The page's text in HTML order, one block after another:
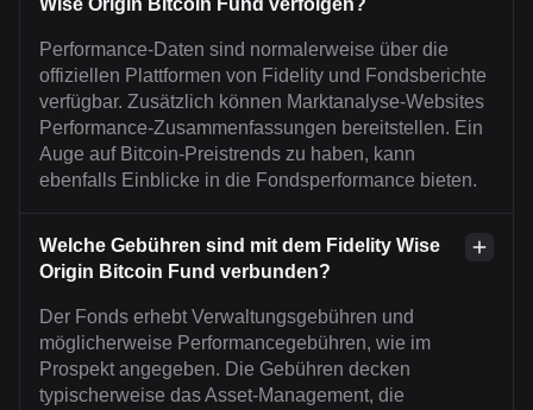
Wise Origin Bitcoin Fund verfolgen?
Performance-Daten sind normalerweise über die
offiziellen Plattformen von Fidelity und Fondsberichte
verfügbar. Zusätzlich können Marktanalyse-Websites
Performance-Zusammenfassungen bereitstellen. Ein
Auge auf Bitcoin-Preistrends zu haben, kann
ebenfalls Einblicke in die Fondsperformance bieten.
Welche Gebühren sind mit dem Fidelity Wise
Origin Bitcoin Fund verbunden?
Der Fonds erhebt Verwaltungsgebühren und
möglicherweise Performancegebühren, wie im
Prospekt angegeben. Die Gebühren decken
typischerweise das Asset-Management, die